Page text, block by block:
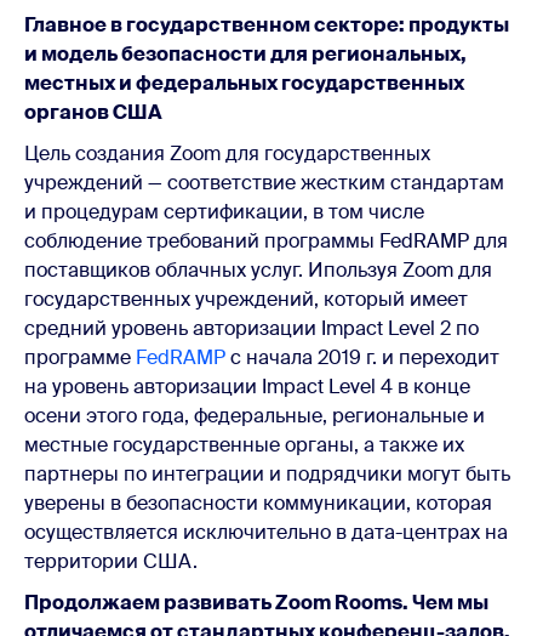
Главное в государственном секторе: продукты
и модель безопасности для региональных,
местных и федеральных государственных
органов США
Цель создания Zoom для государственных
учреждений — соответствие жестким стандартам
и процедурам сертификации, в том числе
соблюдение требований программы FedRAMP для
поставщиков облачных услуг. Ипользуя Zoom для
государственных учреждений, который имеет
средний уровень авторизации Impact Level 2 по
программе FedRAMPс начала 2019 г. и переходит
на уровень авторизации Impact Level 4 в конце
осени этого года, федеральные, региональные и
местные государственные органы, а также их
партнеры по интеграции и подрядчики могут быть
уверены в безопасности коммуникации, которая
осуществляется исключительно в дата-центрах на
территории США.
Продолжаем развивать Zoom Rooms. Чем мы